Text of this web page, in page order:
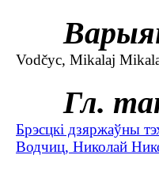
Vodčyc, Mikalaj
Гл.
Брэсцкі дзяржаўны
Водчиц, Николай